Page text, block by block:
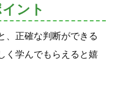
ント
、正確な判断ができる
く学んでもらえると嬉